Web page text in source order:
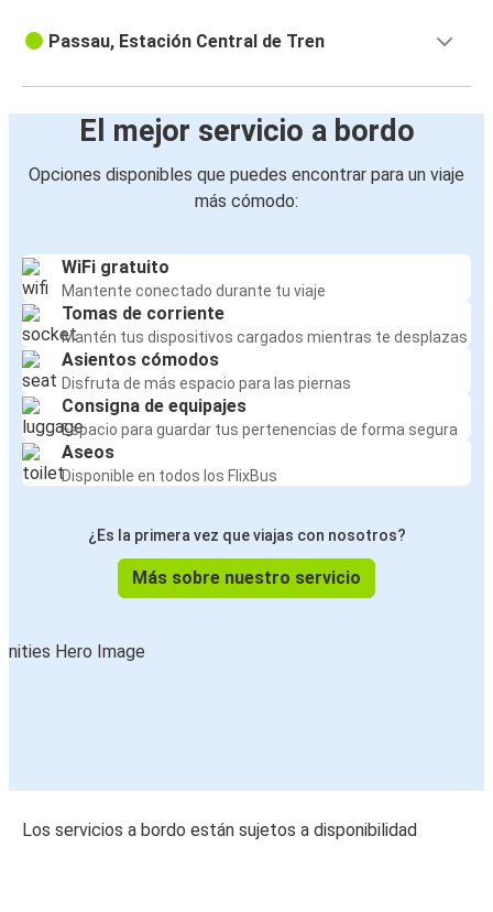
Passau, Estación Central de Tren
El mejor servicio a bordo
Opciones disponibles que puedes encontrar para un viaje
más cómodo:
WiFi gratuito
Mantente conectado durante tu viaje
Tomas de corriente
Mantén tus dispositivos cargados mientras te desplazas
Asientos cómodos
Disfruta de más espacio para las piernas
Consigna de equipajes
Espacio para guardar tus pertenencias de forma segura
Aseos
Disponible en todos los FlixBus
¿Es la primera vez que viajas con nosotros?
Más sobre nuestro servicio
Los servicios a bordo están sujetos a disponibilidad